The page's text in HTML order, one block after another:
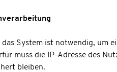
System ist notwendig, um
muss die IP-Adresse des
bleiben.